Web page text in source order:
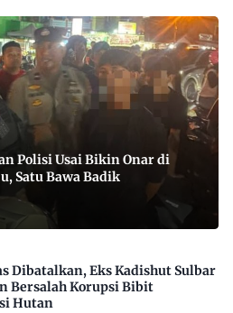
Polisi Usai Bikin Onar di
Satu Bawa Badik
Dibatalkan, Eks Kadishut Sulbar
Bersalah Korupsi Bibit
Hutan